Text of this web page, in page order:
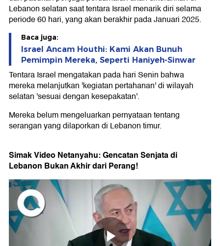
Lebanon selatan saat tentara Israel menarik diri selama
periode 60 hari, yang akan berakhir pada Januari 2025.
Baca juga:
Israel Ancam Houthi: Kami Akan Bunuh
Pemimpin Mereka, Seperti Haniyeh-Sinwar
Tentara Israel mengatakan pada hari Senin bahwa
mereka melanjutkan 'kegiatan pertahanan' di wilayah
selatan 'sesuai dengan kesepakatan'.
Mereka belum mengeluarkan pernyataan tentang
serangan yang dilaporkan di Lebanon timur.
Simak Video Netanyahu: Gencatan Senjata di
Lebanon Bukan Akhir dari Perang!